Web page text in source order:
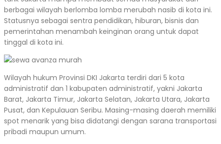
berbagai wilayah berlomba lomba merubah nasib di kota ini.
Statusnya sebagai sentra pendidikan, hiburan, bisnis dan
pemerintahan menambah keinginan orang untuk dapat
tinggal di kota ini.
Wilayah hukum Provinsi DKI Jakarta terdiri dari 5 kota
administratif dan 1 kabupaten administratif, yakni Jakarta
Barat, Jakarta Timur, Jakarta Selatan, Jakarta Utara, Jakarta
Pusat, dan Kepulauan Seribu. Masing-masing daerah memiliki
spot menarik yang bisa didatangi dengan sarana transportasi
pribadi maupun umum.